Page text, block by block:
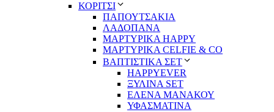
ΚΟΡΙΤΣΙ
ΠΑΠΟΥΤΣΑΚΙΑ
ΛΑΔΟΠΑΝΑ
ΜΑΡΤΥΡΙΚΑ HAPPY
ΜΑΡΤΥΡΙΚΑ CELFIE & CO
ΒΑΠΤΙΣΤΙΚΑ ΣΕΤ
HAPPYEVER
ΞΥΛΙΝΑ SET
ΕΛΕΝΑ ΜΑΝΑΚΟΥ
ΥΦΑΣΜΑΤΙΝΑ